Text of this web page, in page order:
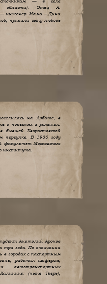
области). Отец А.
— инженер. Мама – Дина
привила сыну любовь
на Арбате, в
в повестях и романах.
бывшей Хворостовской
переулке. В 1930 году
Московского
института.
Анатолий Аронов
три года. По окончании
городах с паспортным
работал шофером,
автотранспортных
(ныне Тверь),